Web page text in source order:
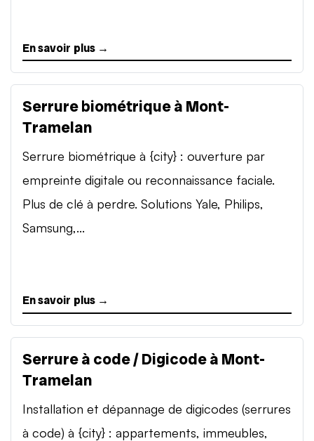
En savoir plus →
Serrure biométrique à Mont-
Tramelan
Serrure biométrique à {city} : ouverture par
empreinte digitale ou reconnaissance faciale.
Plus de clé à perdre. Solutions Yale, Philips,
Samsung,...
En savoir plus →
Serrure à code / Digicode à Mont-
Tramelan
Installation et dépannage de digicodes (serrures
à code) à {city} : appartements, immeubles,